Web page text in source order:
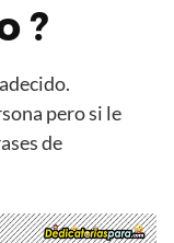
?
pero si le
de